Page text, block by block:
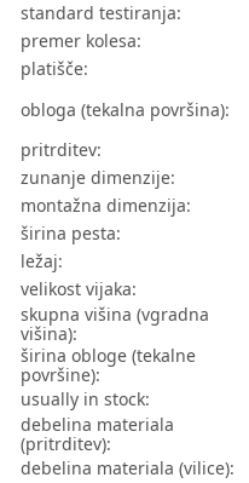
standard testiranja:
premer kolesa:
platišče:
obloga (tekalna površina):
pritrditev:
zunanje dimenzije:
montažna dimenzija:
širina pesta:
ležaj:
velikost vijaka:
skupna višina (vgradna
višina):
širina obloge (tekalne
površine):
usually in stock:
debelina materiala
(pritrditev):
debelina materiala (vilice):